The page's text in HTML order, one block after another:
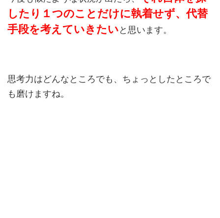
したり１つのことだけに執着せず、代替
手段を考えていきたいと思います。
思考力はどんなところでも、ちょっとしたところで
も磨けますね。